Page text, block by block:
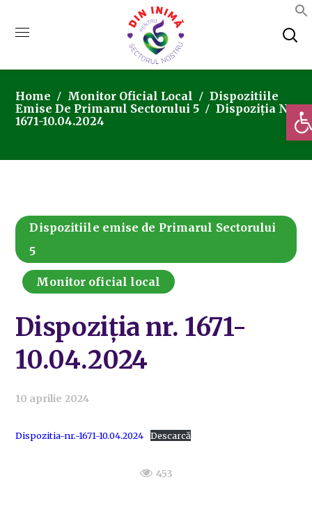
Home Monitor Oficial Local
Dispozitiile
Emise De Primarul Sectorului 5
Dispoziția Nr.
1671-10.04.2024
Dispozitiile emise de Primarul Sectorului
5
Monitor oficial local
Dispoziția nr. 1671-
10.04.2024
10 aprilie 2024
Dispozitia-nr.-1671-10.04.2024 Descarcă
453